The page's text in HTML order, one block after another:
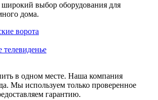
выбор оборудования для
дома.
ворота
в одном месте. Наша компания
Мы используем только проверенное
гарантию.